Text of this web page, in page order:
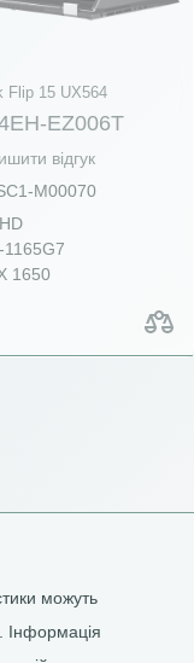
Flip 15 UX564
EZ006T
відгук
M00070
1650
можуть
Інформація